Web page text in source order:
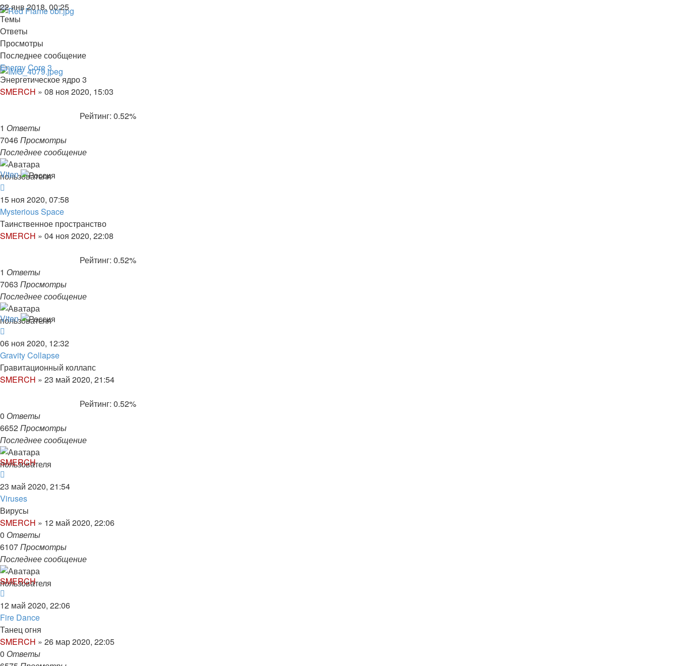
22 янв 2018, 00:25
Темы
Ответы
Просмотры
Последнее сообщение
Energy Core 3
Энергетическое ядро 3
SMERCH » 08 ноя 2020, 15:03
Рейтинг: 0.52%
1 Ответы
7046Просмотры
Последнее сообщение
Viten
15 ноя 2020, 07:58
Mysterious Space
Таинственное пространство
SMERCH » 04 ноя 2020, 22:08
Рейтинг: 0.52%
1 Ответы
7063 Просмотры
Последнее сообщение
Viten
06 ноя 2020, 12:32
Gravity Collapse
Гравитационный коллапс
SMERCH » 23 май 2020, 21:54
Рейтинг: 0.52%
0 Ответы
6652Просмотры
Последнее сообщение
SMERCH
23 май 2020, 21:54
Viruses
Вирусы
SMERCH » 12 май 2020, 22:06
0 Ответы
6107Просмотры
Последнее сообщение
SMERCH
12 май 2020, 22:06
Fire Dance
Танец огня
SMERCH » 26 мар 2020, 22:05
0 Ответы